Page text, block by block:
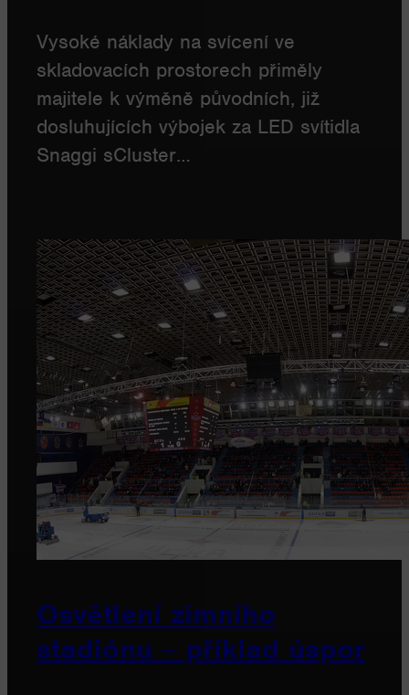
Vysoké náklady na svícení ve
skladovacích prostorech přiměly
majitele k výměně původních, již
dosluhujících výbojek za LED svítidla
Snaggi sCluster…
Osvětlení zimního
stadiónu ‒ příklad úspor